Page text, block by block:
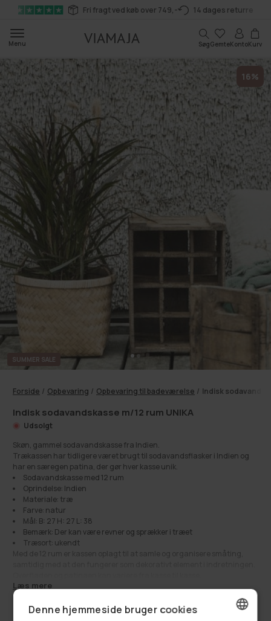
Gå til
indhold
Fri fragt ved køb over 749,- 14 dages returret
Menu SøgGemteKonto
Kurv
Kurv
16%
SUMMER SALE
Forside / Opbevaring / Opbevaring til badeværelse / Indisk
Indisk sodavandskasse m/12 rum UNIKA
Udsolgt
Skøn, gammel sodavandskasse fra Indien.
Trækassen har tidligere været brugt til sodavandsflasker i Indien og
har en særegen patina, der gør hver kasse unik.
Sodavandskasse med 12 rum
Oprindelse: Indien
Materiale: træ
Farve: natur
Mål: B: 27 H: 27 L: 38
Bemærk: Der kan være revner og sprækker i træet
Træsort: ukendt
Med de 12 rum er kassen oplagt til at samle og organisere småting,
Se alt:
Læs mere
Normalpris
310,00 kr
Udsalgspris
260,00 kr
Denne hjemmeside bruger cookies